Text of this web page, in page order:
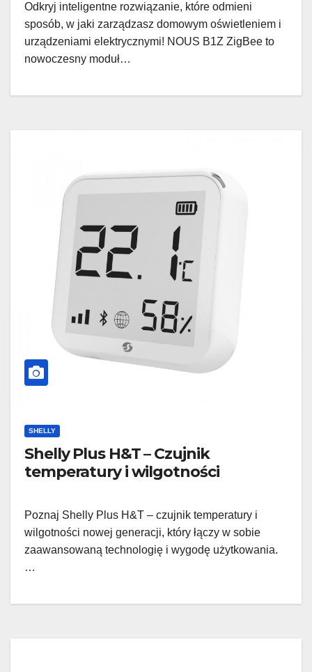
Odkryj inteligentne rozwiązanie, które odmieni
sposób, w jaki zarządzasz domowym oświetleniem i
urządzeniami elektrycznymi! NOUS B1Z ZigBee to
nowoczesny moduł…
SHELLY
Shelly Plus H&T – Czujnik
temperatury i wilgotności
Poznaj Shelly Plus H&T – czujnik temperatury i
wilgotności nowej generacji, który łączy w sobie
zaawansowaną technologię i wygodę użytkowania.
…